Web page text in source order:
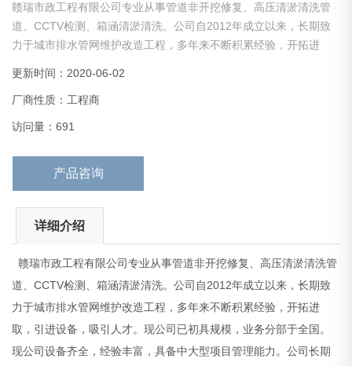
赣瑞市政工程有限公司专业从事管道非开挖修复、高压清淤清洗管
道、CCTV检测、箱涵清淤清洗。公司自2012年成立以来，长期致
力于城市排水管网维护改造工程，多年来不断积累经验，开拓进
现公司设备齐全，经验丰富，具备中大型项目管理能力。公司长期
以来在同行业里保持人才、技术、设备水平，服务于社会各界！
铜仁点状原位固化修复电话
更新时间：2020-06-02
厂商性质：工程商
访问量：691
产品咨询
详细介绍
赣瑞市政工程有限公司专业从事管道非开挖修复、高压清淤清洗管
道、CCTV检测、箱涵清淤清洗。公司自2012年成立以来，长期致
力于城市排水管网维护改造工程，多年来不断积累经验，开拓进
取，引进设备，吸引人才。现公司已初具规模，业务分部于全国。
现公司设备齐全，经验丰富，具备中大型项目管理能力。公司长期